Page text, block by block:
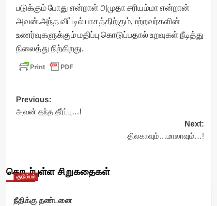
படுக்கும் போது என்றாள் அமுதா சரியம்மா என்றான்
அவன்.அந்த வீட்டில் பாசத்திற்கும்,மற்றவர்களின்
உணர்வுகளுக்கும் மதிப்பு கொடுப்பதால் உறவுகள் நீடித்து
நிலைத்து நிற்கிறது.
Post
navigation
Previous:
அவன் தந்த தீர்ப்பு…!
Next:
திலகாவும்…மாலாவும்…!
தொடர்புள்ள சிறுகதைகள்
குடும்பம்
நீதிக்கு தண்டனை